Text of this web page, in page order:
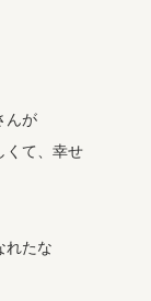
んが
くて、幸せ
れたな